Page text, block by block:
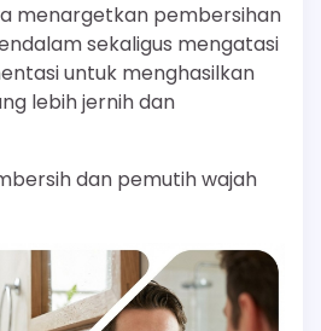
menargetkan pembersihan
sekaligus mengatasi
untuk menghasilkan
lebih jernih dan
dan pemutih wajah